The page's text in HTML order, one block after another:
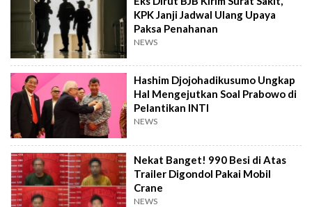
KPK Janji Jadwal Ulang Upaya
Paksa Penahanan
NEWS
Hashim Djojohadikusumo Ungkap
Hal Mengejutkan Soal Prabowo di
Pelantikan INTI
NEWS
Nekat Banget! 990 Besi di Atas
Trailer Digondol Pakai Mobil
Crane
NEWS